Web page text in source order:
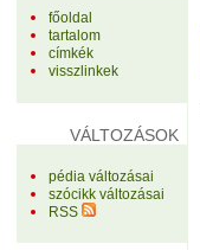
főoldal
tartalom
címkék
visszlinkek
VÁLTOZÁSOK
pédia változásai
szócikk változásai
RSS